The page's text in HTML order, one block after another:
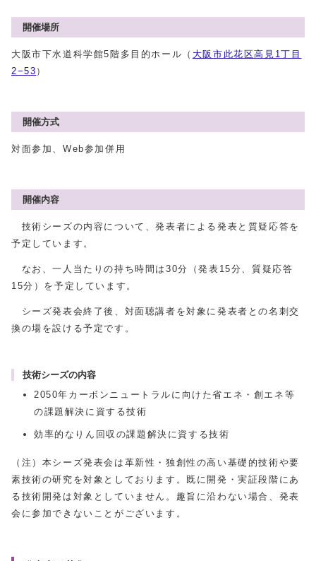
開催場所
大阪市下水道科学館5階多目的ホール（ 大阪市此花区高見1丁目
2−53 ）
開催方式
対面参加、Web参加併用
開催内容
技術シーズの内容について、発表者による発表と質疑応答を
予定しています。
なお、一人当たりの持ち時間は30分（発表15分、質疑応答
15分）を予定しています。
シーズ発表会終了後、対面聴講者を対象に発表者との名刺交
換の場を設ける予定です。
技術シーズの内容
2050年カーボンニュートラルに向けた省エネ・創エネ等
の課題解決に資する技術
効率的なりん回収の課題解決に資する技術
（注）本シーズ発表会は革新性・独創性の高い基礎的技術や要
素技術の研究を対象としております。既に開発・実証段階にあ
る技術開発は対象としていません。趣旨に沿わない場合、発表
会に参加できないことがございます。